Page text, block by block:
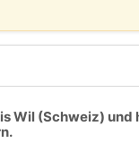
Wil (Schweiz) und